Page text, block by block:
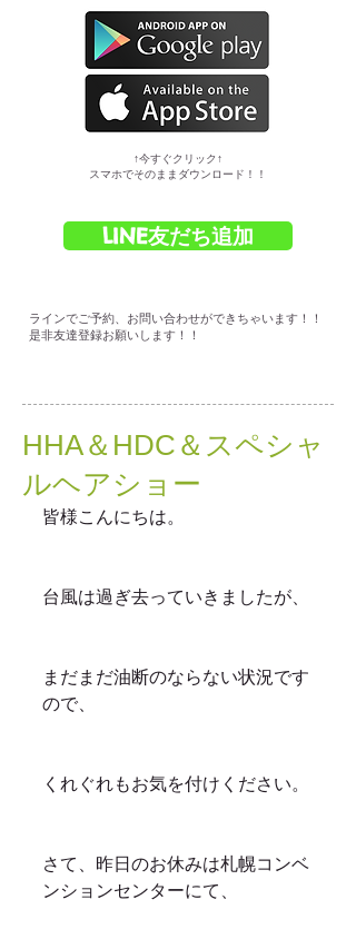
​↑今すぐクリック↑
スマホでそのままダウンロード！！
LINE友だち追加
ラインでご予約、お問い合わせができちゃいます！！
是非友達登録お願いします！！
HHA＆HDC＆スペシャ
ルヘアショー
皆様こんにちは。
台風は過ぎ去っていきましたが、
まだまだ油断のならない状況です
ので、
くれぐれもお気を付けください。
さて、昨日のお休みは札幌コンベ
ンションセンターにて、